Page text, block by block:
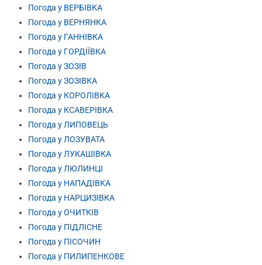
Погода у ВЕРБІВКА
Погода у ВЕРНЯНКА
Погода у ГАННІВКА
Погода у ГОРДІЇВКА
Погода у ЗОЗІВ
Погода у ЗОЗІВКА
Погода у КОРОЛІВКА
Погода у КСАВЕРІВКА
Погода у ЛИПОВЕЦЬ
Погода у ЛОЗУВАТА
Погода у ЛУКАШІВКА
Погода у ЛЮЛИНЦІ
Погода у НАПАДІВКА
Погода у НАРЦИЗІВКА
Погода у ОЧИТКІВ
Погода у ПІДЛІСНЕ
Погода у ПІСОЧИН
Погода у ПИЛИПЕНКОВЕ